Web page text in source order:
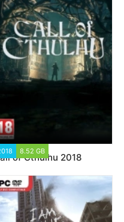
8.52 GB
of Cthulhu 2018